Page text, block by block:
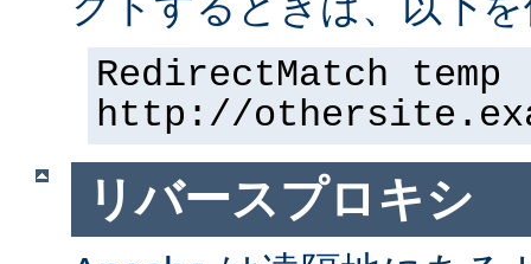
RedirectMatch
http://
リバースプロキシ